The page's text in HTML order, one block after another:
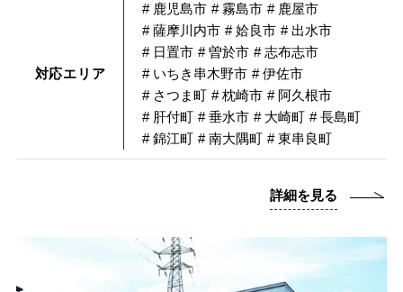
対応エリア
# 鹿児島市 # 霧島市 # 鹿屋市
# 薩摩川内市 # 姶良市 # 出水市
# 日置市 # 曽於市 # 志布志市
# いちき串木野市 # 伊佐市
# さつま町 # 枕崎市 # 阿久根市
# 肝付町 # 垂水市 # 大崎町 # 長島町
# 錦江町 # 南大隅町 # 東串良町
詳細を見る